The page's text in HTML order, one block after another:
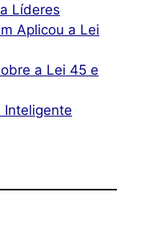
Líderes
Aplicou a Lei
a Lei 45 e
Inteligente